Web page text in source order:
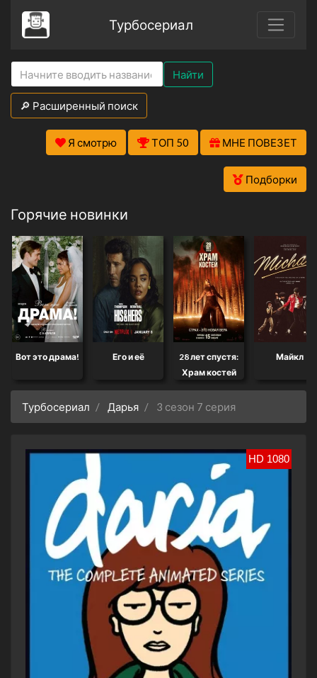
Турбосериал
Найти
🔎 Расширенный поиск
Я смотрю ТОП 50 МНЕ ПОВЕЗЕТ
Подборки
Горячие новинки
Вот это драма! Его и её
28 лет спустя:
Храм костей
Майкл
Турбосериал Дарья 3 сезон 7 серия
HD 1080